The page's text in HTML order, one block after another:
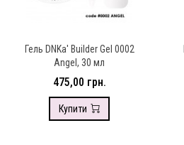
Гель DNKa' Builder Gel 0002
Angel, 30 мл
475,00 грн.
Купити